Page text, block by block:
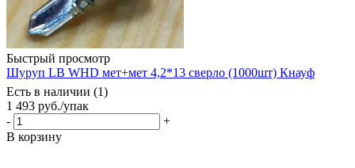
Быстрый просмотр
Шуруп LB WHD мет+мет 4,2*13 сверло (1000шт) Кнауф
Есть в наличии (1)
1 493 руб./упак
-
+
В корзину